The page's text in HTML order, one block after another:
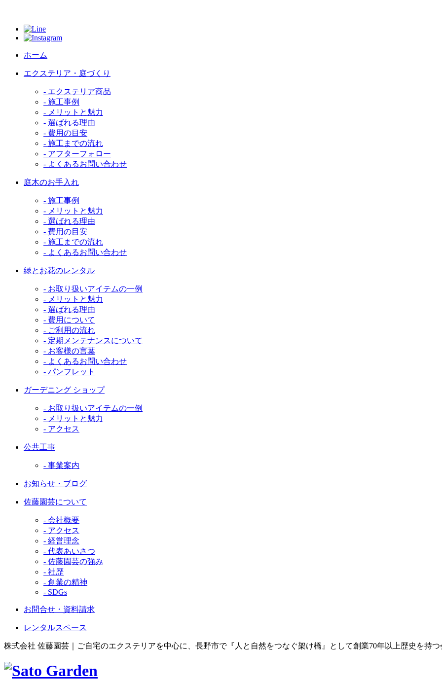
ホーム
エクステリア・庭づくり
- エクステリア商品
- 施工事例
- メリットと魅力
- 選ばれる理由
- 費用の目安
- 施工までの流れ
- アフターフォロー
- よくあるお問い合わせ
庭木のお手入れ
- 施工事例
- メリットと魅力
- 選ばれる理由
- 費用の目安
- 施工までの流れ
- よくあるお問い合わせ
緑とお花のレンタル
- お取り扱いアイテムの一例
- メリットと魅力
- 選ばれる理由
- 費用について
- ご利用の流れ
- 定期メンテナンスについて
- お客様の言葉
- よくあるお問い合わせ
- パンフレット
ガーデニング ショップ
- お取り扱いアイテムの一例
- メリットと魅力
- アクセス
公共工事
- 事業案内
お知らせ・ブログ
佐藤園芸について
- 会社概要
- アクセス
- 経営理念
- 代表あいさつ
- 佐藤園芸の強み
- 社歴
- 創業の精神
- SDGs
お問合せ・資料請求
レンタルスペース
株式会社 佐藤園芸｜ご自宅のエクステリアを中心に、長野市で『人と自然をつなぐ架け橋』として創業70年以上歴史を持つ